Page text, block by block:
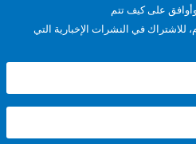
كيف تتم
في النشرات الإخبارية التي